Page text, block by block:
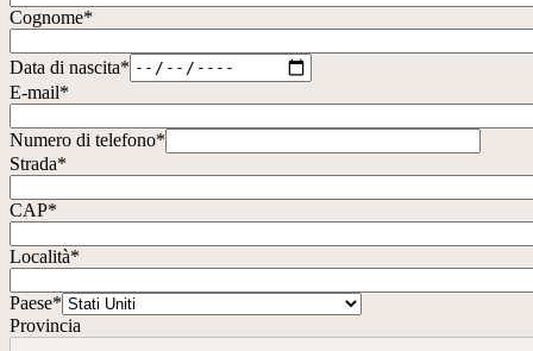
Cognome*
Data di nascita*
E-mail*
Numero di telefono*
Strada*
CAP*
Località*
Paese*
Provincia